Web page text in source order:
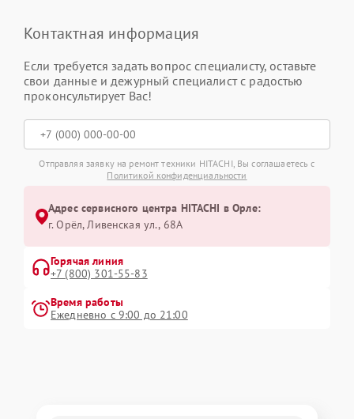
Контактная информация
Если требуется задать вопрос специалисту, оставьте
свои данные и дежурный специалист с радостью
проконсультирует Вас!
Отправляя заявку на ремонт техники HITACHI, Вы соглашаетесь с
Политикой конфиденциальности
Адрес сервисного центра HITACHI в Орле:
г. Орёл, Ливенская ул., 68А
Горячая линия
+7 (800) 301-55-83
Время работы
Ежедневно с 9:00 до 21:00